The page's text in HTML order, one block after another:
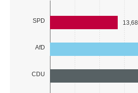
SPD
AfD
CDU
13,68